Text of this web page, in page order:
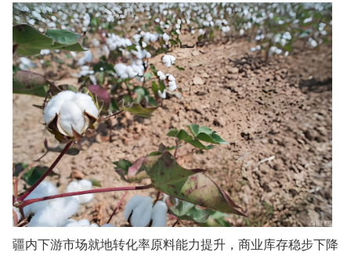
疆内下游市场就地转化率原料能力提升，商业库存稳步下降